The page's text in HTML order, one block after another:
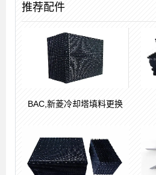
推荐配件
BAC,新菱冷却塔填料更换